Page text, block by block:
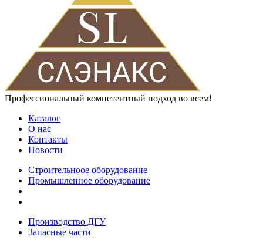
Профессиональный компетентный подход во всем!
Каталог
О нас
Контакты
Новости
Строительноое оборудование
Промышленное оборудование
Производство ДГУ
Запасные части